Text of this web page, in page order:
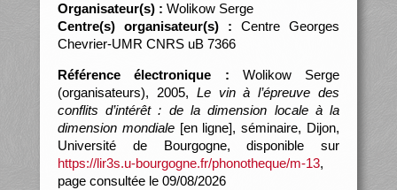
Organisateur(s) : Wolikow Serge
Centre(s) organisateur(s) : Centre Georges
Chevrier-UMR CNRS uB 7366
Référence électronique : Wolikow Serge
(organisateurs), 2005, Le vin à l’épreuve des
conflits d’intérêt : de la dimension locale à la
dimension mondiale[en ligne], séminaire, Dijon,
Université de Bourgogne, disponible sur
https://lir3s.u-bourgogne.fr/phonotheque/m-13,
page consultée le 09/08/2026